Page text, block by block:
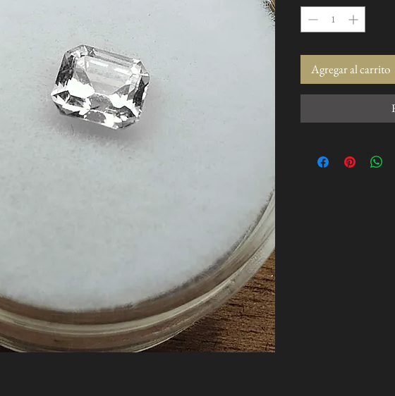
Agregar al carrito